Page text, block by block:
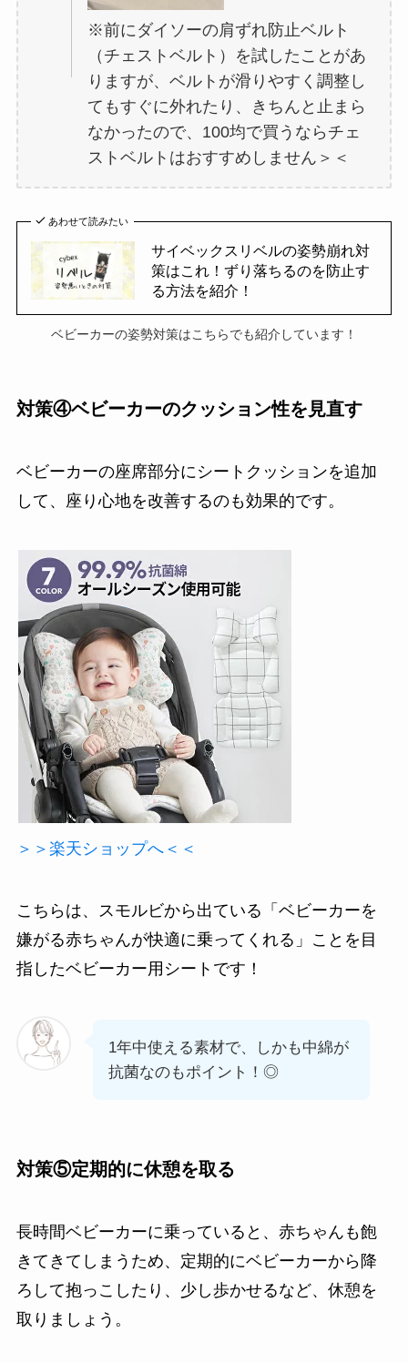
※前にダイソーの肩ずれ防止ベルト
（チェストベルト）を試したことがあ
りますが、ベルトが滑りやすく調整し
てもすぐに外れたり、きちんと止まら
なかったので、100均で買うならチェ
ストベルトはおすすめしません＞＜
あわせて読みたい
サイベックスリベルの姿勢崩れ対
策はこれ！ずり落ちるのを防止す
る方法を紹介！
ベビーカーの姿勢対策はこちらでも紹介しています！
対策④ベビーカーのクッション性を見直す
ベビーカーの座席部分にシートクッションを追加
して、座り心地を改善するのも効果的です。
＞＞楽天ショップへ＜＜
こちらは、スモルビから出ている「ベビーカーを
嫌がる赤ちゃんが快適に乗ってくれる」ことを目
指したベビーカー用シートです！
1年中使える素材で、しかも中綿が
抗菌なのもポイント！◎
対策⑤定期的に休憩を取る
長時間ベビーカーに乗っていると、赤ちゃんも飽
きてきてしまうため、定期的にベビーカーから降
ろして抱っこしたり、少し歩かせるなど、休憩を
取りましょう。